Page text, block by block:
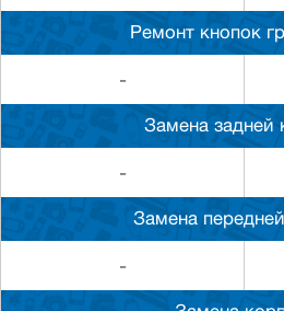
Ремонт кнопок
-
Замена задней
-
Замена
-